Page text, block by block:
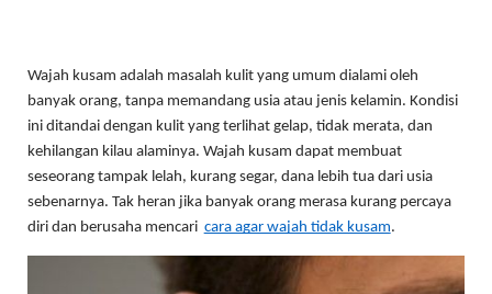
EKONOMI
OLAHRAGA
SOSIAL
ISLAM
Wajah kusam adalah masalah kulit yang umum dialami oleh
banyak orang, tanpa memandang usia atau jenis kelamin. Kondisi
ini ditandai dengan kulit yang terlihat gelap, tidak merata, dan
kehilangan kilau alaminya. Wajah kusam dapat membuat
seseorang tampak lelah, kurang segar, dana lebih tua dari usia
sebenarnya. Tak heran jika banyak orang merasa kurang percaya
diri dan berusaha mencari cara agar wajah tidak kusam.